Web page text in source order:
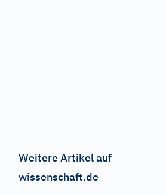
Weitere Artikel auf
wissenschaft.de